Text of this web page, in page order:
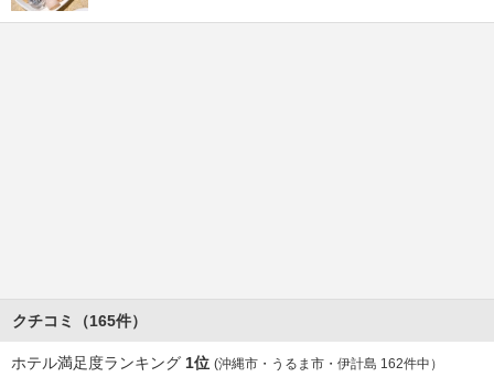
クチコミ（165件）
ホテル満足度ランキング 1位 (沖縄市・うるま市・伊計島 162件中）